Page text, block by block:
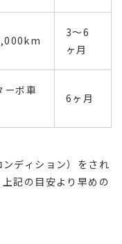
3～6
ヶ月
ボ車
6ヶ月
ディション）をされ
記の目安より早めの